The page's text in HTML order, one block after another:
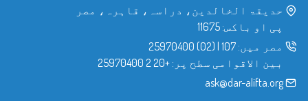
حدیقۃ الخالدین، دراسہ، قاہرہ، مصر
پی او باکس: 11675
مصر میں: 107
|
(02) 25970400
بین الاقوامی سطح پر: +20 2 25970400
ask@dar-alifta.org